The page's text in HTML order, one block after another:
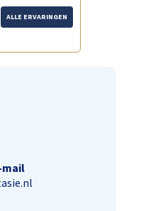
ALLE ERVARINGEN
mail